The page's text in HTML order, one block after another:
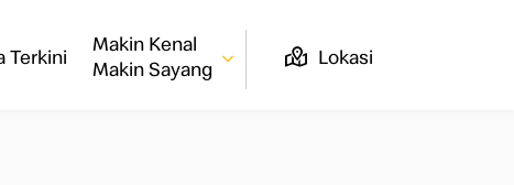
Terkini
Makin Kenal
Makin Sayang
Lokasi